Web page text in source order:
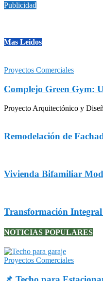
Publicidad
Mas Leidos
Proyectos Comerciales
Complejo Green Gym:
Proyecto Arquitectónico y
Remodelación de
Vivienda Bifamiliar
Transformación
NOTICIAS POPULARES
Proyectos Comerciales